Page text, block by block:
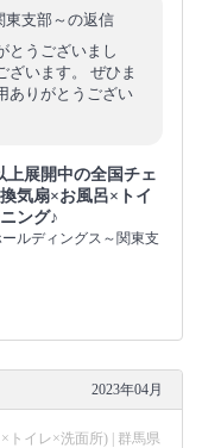
東支部～の返信
とうございまし
ざいます。 ぜひま
ありがとうござい
上展開中の全国チェ
気扇×お風呂×トイ
ング♪
ルディングス～関東支
2023年04月
トイレ×洗面所) | 群馬県